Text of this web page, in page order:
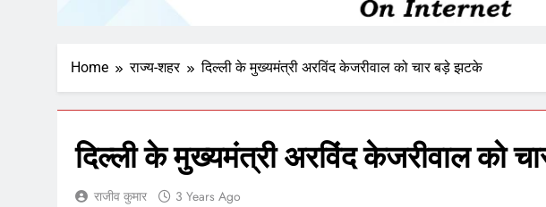
Home राज्य-शहर दिल्ली के मुख्यमंत्री अरविंद केजरीवाल को चार बड़े झटके
दिल्ली के मुख्यमंत्री अरविंद केजरीवाल को
राजीव कुमार 3 Years Ago